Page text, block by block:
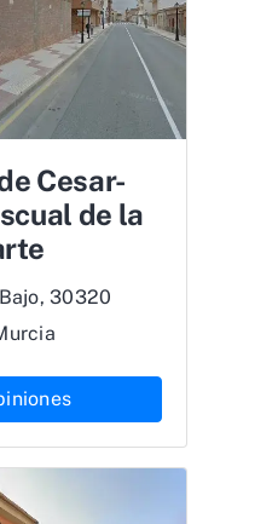
Cesar-
de la
30320